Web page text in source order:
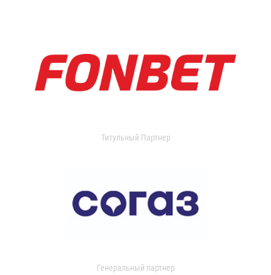
Титульный Партнер
Генеральный партнер